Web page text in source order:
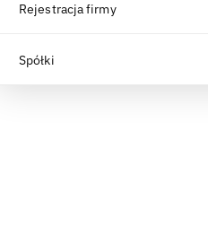
Rejestracja firmy
Spółki